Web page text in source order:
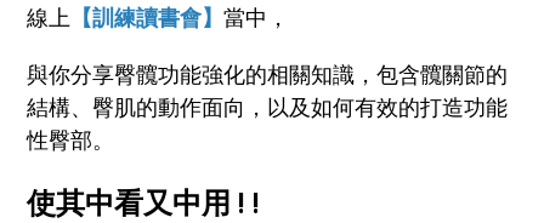
線上 【訓練讀書會】當中，
與你分享臀髖功能強化的相關知識，包含髖關節的
結構、臀肌的動作面向，以及如何有效的打造功能
性臀部。
使其中看又中用 ! !